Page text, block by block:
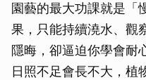
園藝的最大功課就是「
果，只能持續澆水、觀
隱晦，卻逼迫你學會耐
日照不足會長不大，植